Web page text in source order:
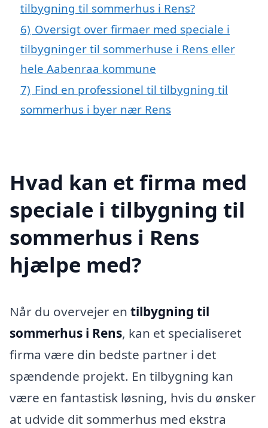
tilbygning til sommerhus i Rens?
6) Oversigt over firmaer med speciale i
tilbygninger til sommerhuse i Rens eller
hele Aabenraa kommune
7) Find en professionel til tilbygning til
sommerhus i byer nær Rens
Hvad kan et firma med
speciale i tilbygning til
sommerhus i Rens
hjælpe med?
Når du overvejer en tilbygning til
sommerhus i Rens, kan et specialiseret
firma være din bedste partner i det
spændende projekt. En tilbygning kan
være en fantastisk løsning, hvis du ønsker
at udvide dit sommerhus med ekstra